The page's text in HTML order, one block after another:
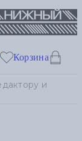
Корзина